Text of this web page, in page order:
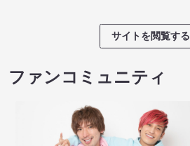
サイトを閲覧する
ファンコミュニティ